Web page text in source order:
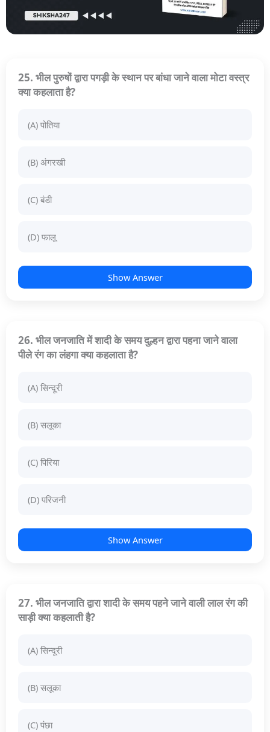
25. भील पुरुषों द्वारा पगड़ी के स्थान पर बांधा जाने वाला मोटा वस्त्र
क्या कहलाता है?
(A) पोतिया
(B) अंगरखी
(C) बंडी
(D) फालू
Show Answer
26. भील जनजाति में शादी के समय दुल्हन द्वारा पहना जाने वाला
पीले रंग का लंहगा क्या कहलाता है?
(A) सिन्दूरी
(B) सलूका
(C) पिरिया
(D) परिजनी
Show Answer
27. भील जनजाति द्वारा शादी के समय पहने जाने वाली लाल रंग की
साड़ी क्या कहलाती है?
(A) सिन्दूरी
(B) सलूका
(C) पंछा